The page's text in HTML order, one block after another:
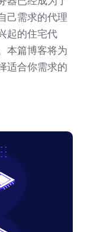
己需求的代理
起的住宅代
本篇博客将为
适合你需求的